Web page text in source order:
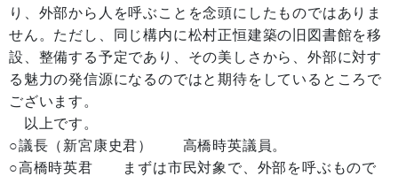
り、外部から人を呼ぶことを念頭にしたものではありま
せん。ただし、同じ構内に松村正恒建築の旧図書館を移
設、整備する予定であり、その美しさから、外部に対す
る魅力の発信源になるのではと期待をしているところで
ございます。
以上です。
○議長（新宮康史君） 高橋時英議員。
○高橋時英君 まずは市民対象で、外部を呼ぶもので